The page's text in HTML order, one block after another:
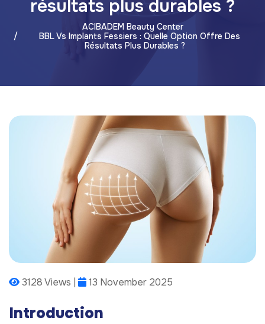
résultats plus durables ?
ACIBADEM Beauty Center
BBL Vs Implants Fessiers : Quelle Option Offre Des
Résultats Plus Durables ?
3128 Views | 13 November 2025
Introduction